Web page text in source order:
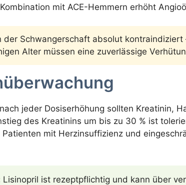
Kombination mit ACE-Hemmern erhöht
der Schwangerschaft absolut
Alter müssen eine zuverlässige
jeder Dosiserhöhung sollten Kreatinin,
des Kreatinins um bis zu 30 % ist
mit Herzinsuffizienz und
Lisinopril ist rezeptpflichtig und kann über